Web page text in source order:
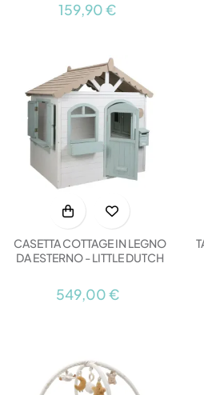
159,90 €
CASETTA COTTAGE IN LEGNO
DA ESTERNO - LITTLE DUTCH
549,00 €